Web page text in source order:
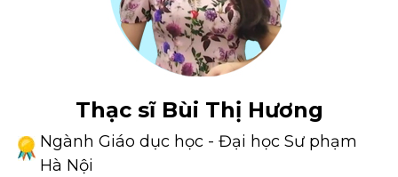
Thạc sĩ Bùi Thị Hương
Ngành Giáo dục học - Đại học Sư phạm
Hà Nội